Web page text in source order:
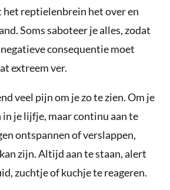
het reptielenbrein het over en
Soms saboteer je alles, zodat
consequentie moet
extreem ver.
veel pijn om je zo te zien. Om je
je lijfje, maar continu aan te
ontspannen of verslappen,
kan zijn. Altijd aan te staan, alert
zuchtje of kuchje te reageren.